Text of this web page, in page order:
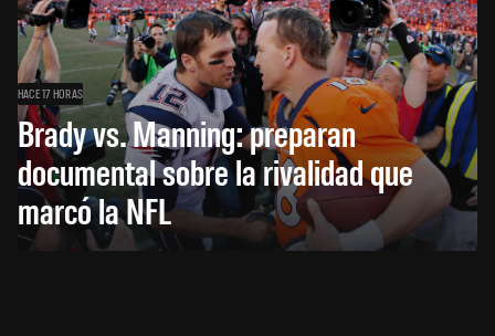
HACE 17 HORAS
Brady vs. Manning: preparan
documental sobre la rivalidad que
marcó la NFL